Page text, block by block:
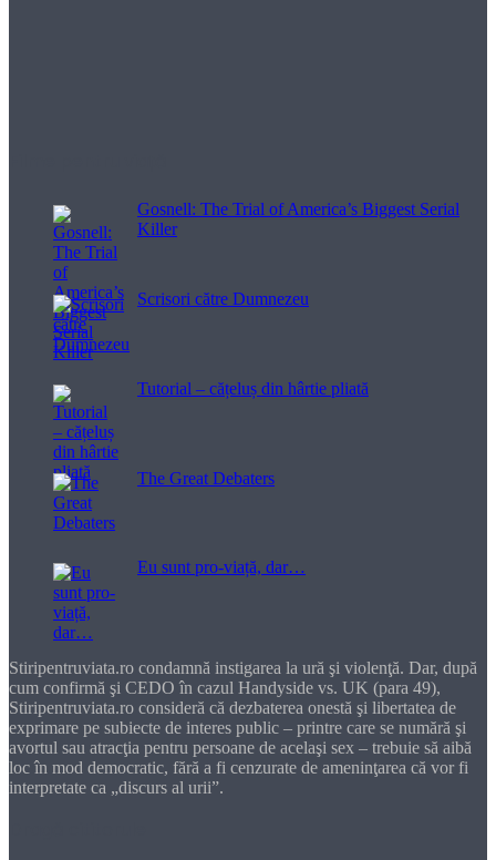
Gosnell: The Trial of America’s Biggest Serial
Killer
Scrisori către Dumnezeu
Tutorial – cățeluș din hârtie pliată
The Great Debaters
Eu sunt pro-viață, dar…
Stiripentruviata.ro condamnă instigarea la ură şi violenţă. Dar, după
cum confirmă şi CEDO în cazul Handyside vs. UK (para 49),
Stiripentruviata.ro consideră că dezbaterea onestă şi libertatea de
exprimare pe subiecte de interes public – printre care se numără şi
avortul sau atracţia pentru persoane de acelaşi sex – trebuie să aibă
loc în mod democratic, fără a fi cenzurate de ameninţarea că vor fi
interpretate ca „discurs al urii”.